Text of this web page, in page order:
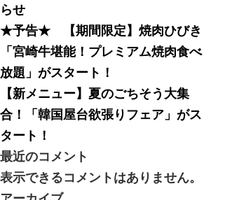
らせ
★予告★ 【期間限定】焼肉ひびき
「宮崎牛堪能！プレミアム焼肉食べ
放題」がスタート！
【新メニュー】夏のごちそう大集
合！「韓国屋台欲張りフェア」がス
タート！
最近のコメント
表示できるコメントはありません。